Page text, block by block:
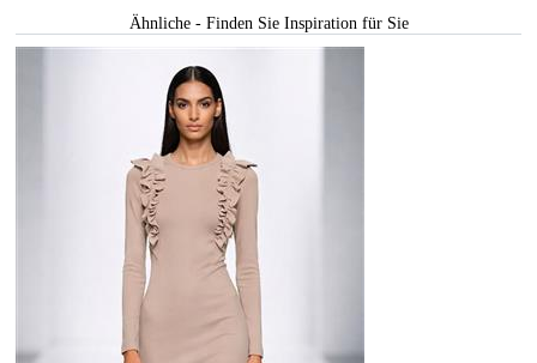
Ähnliche - Finden Sie Inspiration für Sie